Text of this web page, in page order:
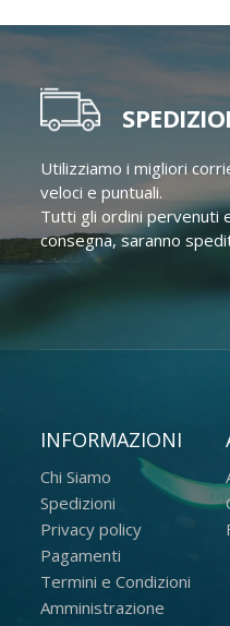
Utilizziamo i migliori
veloci e puntuali.
Tutti gli ordini pervenuti
consegna, saranno
INFORMAZIONI
Chi Siamo
Spedizioni
Privacy policy
Pagamenti
Termini e Condizioni
Amministrazione